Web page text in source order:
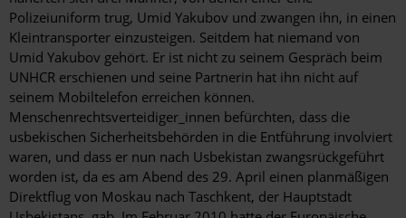
Polizeiuniform trug, Umid Yakubov und zwangen ihn, in einen
Kleintransporter einzusteigen. Seitdem hat niemand von
Umid Yakubov gehört. Er ist nicht zu seinem Gespräch beim
UNHCR erschienen und seine Partnerin hat ihn nicht auf
seinem Mobiltelefon erreichen können.
Menschenrechtsverteidiger_innen befürchten, dass die
usbekischen Sicherheitsbehörden in die Entführung involviert
waren, und dass er nun nach Usbekistan zwangsrückgeführt
worden ist, da es am Abend des 29. April einen planmäßigen
Direktflug von Moskau nach Taschkent, der Hauptstadt